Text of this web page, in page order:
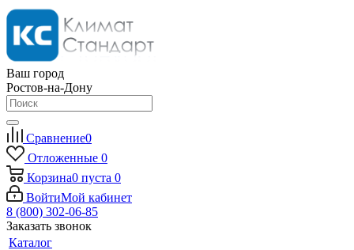
Ваш город
Ростов-на-Дону
Сравнение0
Отложенные 0
Корзина0 пуста 0
ВойтиМой кабинет
8 (800) 302-06-85
Заказать звонок
Каталог